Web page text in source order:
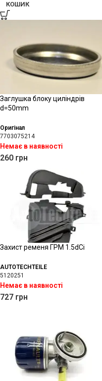
КОШИК
Заглушка блоку циліндрів
d=50mm
Оригінал
7703075214
Немає в наявності
260 грн
Захист ременя ГРМ 1.5dCi
AUTOTECHTEILE
5120251
Немає в наявності
727 грн